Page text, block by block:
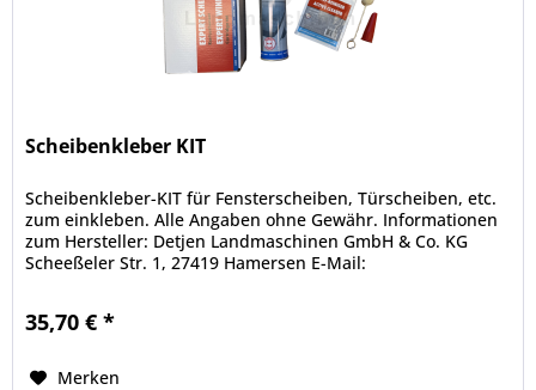
Scheibenkleber KIT
Scheibenkleber-KIT für Fensterscheiben, Türscheiben, etc.
zum einkleben. Alle Angaben ohne Gewähr. Informationen
zum Hersteller: Detjen Landmaschinen GmbH & Co. KG
Scheeßeler Str. 1, 27419 Hamersen E-Mail:
35,70 € *
Merken